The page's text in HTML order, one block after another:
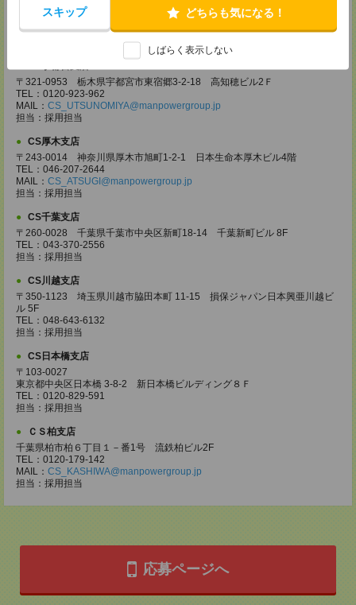
スキップ どちらも気になる！
しばらく表示しない
〒370-0831 群馬県高崎市あら町167 高崎第一生命ビルディング11Ｆ
TEL：027-320-6558
MAIL：CS_TAKASAKI@manpowergroup.jp
〒321-0953 栃木県宇都宮市東宿郷3-2-18 高知穂ビル2Ｆ
TEL：0120-923-962
MAIL： CS_UTSUNOMIYA@manpowergroup.jp
担当：採用担当
CS厚木支店
〒243-0014 神奈川県厚木市旭町1-2-1 日本生命本厚木ビル4階
TEL：046-207-2644
MAIL： CS_ATSUGI@manpowergroup.jp
担当：採用担当
CS千葉支店
〒260-0028 千葉県千葉市中央区新町18-14 千葉新町ビル 8F
TEL：043-370-2556
担当：採用担当
CS川越支店
〒350-1123 埼玉県川越市脇田本町 11-15 損保ジャパン日本興亜川越ビ
ル 5F
TEL：048-643-6132
担当：採用担当
CS日本橋支店
〒103-0027
東京都中央区日本橋 3-8-2 新日本橋ビルディング８Ｆ
TEL：0120-829-591
担当：採用担当
ＣＳ柏支店
千葉県柏市柏６丁目１－番1号 流鉄柏ビル2F
TEL：0120-179-142
MAIL： CS_KASHIWA@manpowergroup.jp
担当：採用担当
応募ページへ